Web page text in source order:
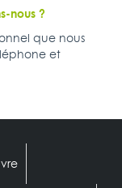
nous ?
que nous
et